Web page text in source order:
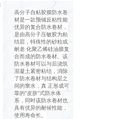
高分子自粘胶膜防水卷
材是一款预铺反粘性能
优异的复合防水卷材，
是由高分子压敏胶为粘
结层，特殊性的砂粒或
耐老 化聚乙烯硅油膜复
合而成的防水卷材。该
防水卷材可以与后浇筑
混凝土紧密粘结，消除
了防水卷材与结构层之
间的窜水，真 正形成可
靠的“皮肤”式防水体
系，同时该防水卷材也
具有优异的耐候性能，
使用寿命长。